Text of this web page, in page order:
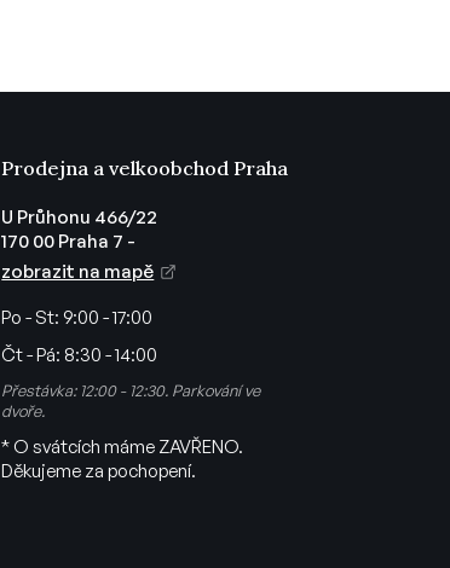
Prodejna a velkoobchod Praha
U Průhonu 466/22
170 00 Praha 7 -
zobrazit na mapě
Po - St: 9:00 - 17:00
Čt - Pá: 8:30 - 14:00
Přestávka: 12:00 - 12:30. Parkování ve
dvoře.
* O svátcích máme ZAVŘENO.
Děkujeme za pochopení.